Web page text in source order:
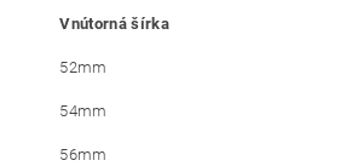
Vnútorná šírka
52mm
54mm
56mm